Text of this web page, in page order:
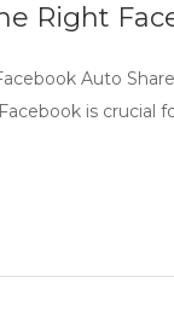
Right
Auto
is crucial